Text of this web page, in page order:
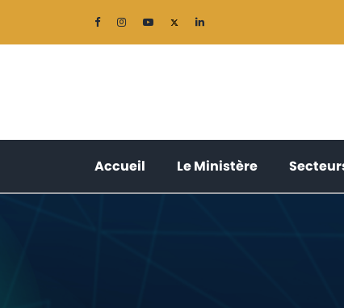
Accueil (current)
Le Ministère(current)